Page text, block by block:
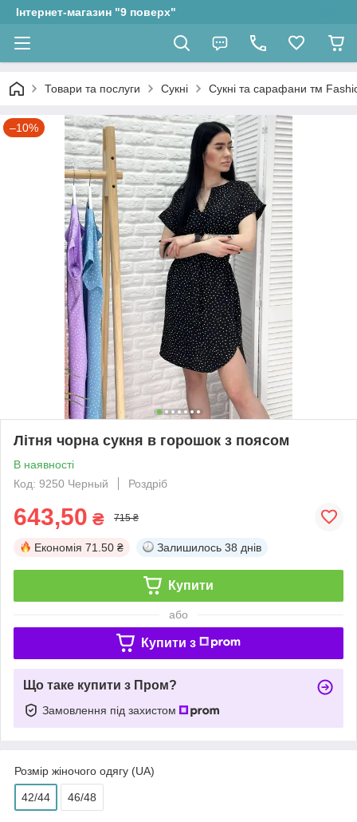
Інтернет-магазин "9 поверх"
Товари та послуги Сукні Сукні та сарафани тм
–10%
Літня чорна сукня в горошок з поясом
В наявності
Код: 9250 Черный
Роздріб
643,50 ₴ 715 ₴
Економія 71.50 ₴ Залишилось 38 днів
Купити
або
Купити з
Що таке купити з Пром?
Замовлення під захистом
Розмір жіночого одягу (UA)
42/44 46/48